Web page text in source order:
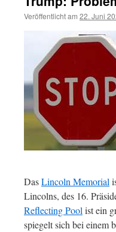
Veröffentlicht am 22. Juni
DasLincoln Memorial
Lincolns, des 16.
Reflecting Pool ist ein
spiegelt sich bei einem